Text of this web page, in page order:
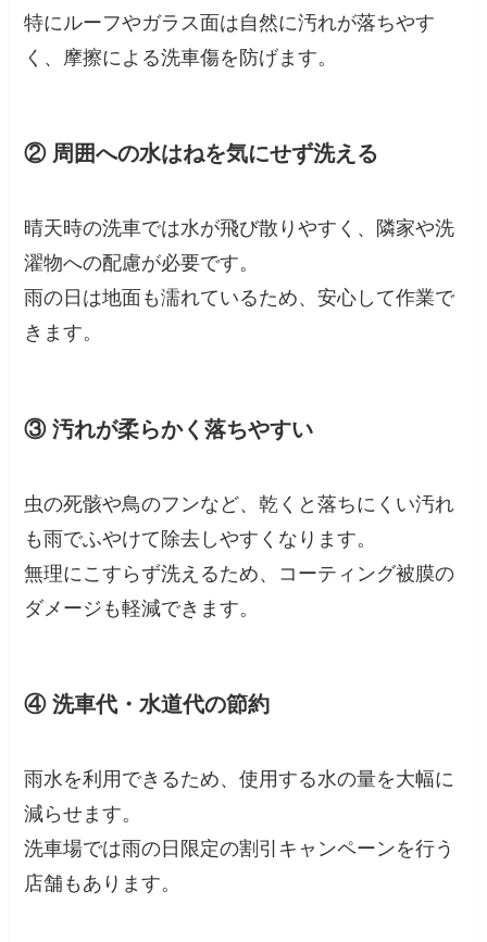
特にルーフやガラス面は自然に汚れが落ちやす
く、摩擦による洗車傷を防げます。
② 周囲への水はねを気にせず洗える
晴天時の洗車では水が飛び散りやすく、隣家や洗
濯物への配慮が必要です。
雨の日は地面も濡れているため、安心して作業で
きます。
③ 汚れが柔らかく落ちやすい
虫の死骸や鳥のフンなど、乾くと落ちにくい汚れ
も雨でふやけて除去しやすくなります。
無理にこすらず洗えるため、コーティング被膜の
ダメージも軽減できます。
④ 洗車代・水道代の節約
雨水を利用できるため、使用する水の量を大幅に
減らせます。
洗車場では雨の日限定の割引キャンペーンを行う
店舗もあります。